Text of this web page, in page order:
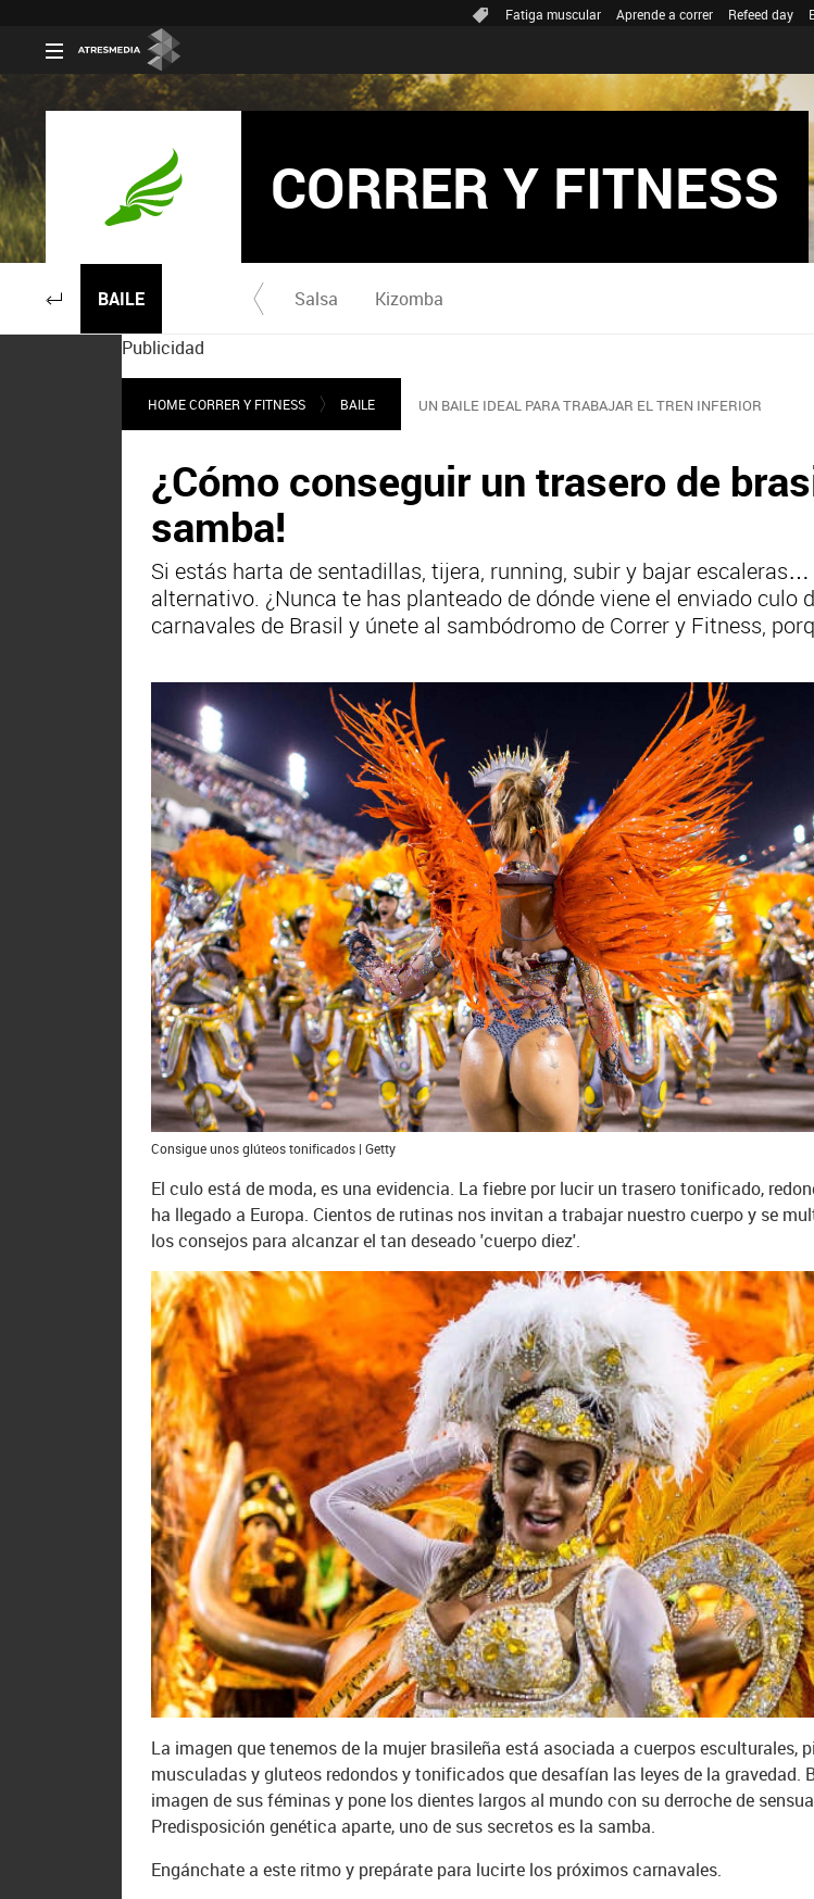
Fatiga muscular Aprende a correr Refeed day
CORRER Y FITNESS
BAILE Salsa Kizomba
Publicidad
HOME CORRER Y FITNESS BAILE UN BAILE IDEAL PARA TRABAJAR EL TREN INFERIOR
¿Cómo conseguir un trasero de
samba!
Si estás harta de sentadillas, tijera, running, subir y bajar
alternativo. ¿Nunca te has planteado de dónde viene el enviado culo
carnavales de Brasil y únete al sambódromo de Correr y Fitness,
Consigue unos glúteos tonificados | Getty
El culo está de moda, es una evidencia. La fiebre por lucir un trasero tonificado,
ha llegado a Europa. Cientos de rutinas nos invitan a trabajar nuestro cuerpo y se
los consejos para alcanzar el tan deseado 'cuerpo diez'.
La imagen que tenemos de la mujer brasileña está asociada a cuerpos esculturales,
musculadas y gluteos redondos y tonificados que desafían las leyes de la gravedad.
imagen de sus féminas y pone los dientes largos al mundo con su derroche de
Predisposición genética aparte, uno de sus secretos es la samba.
Engánchate a este ritmo y prepárate para lucirte los próximos carnavales.